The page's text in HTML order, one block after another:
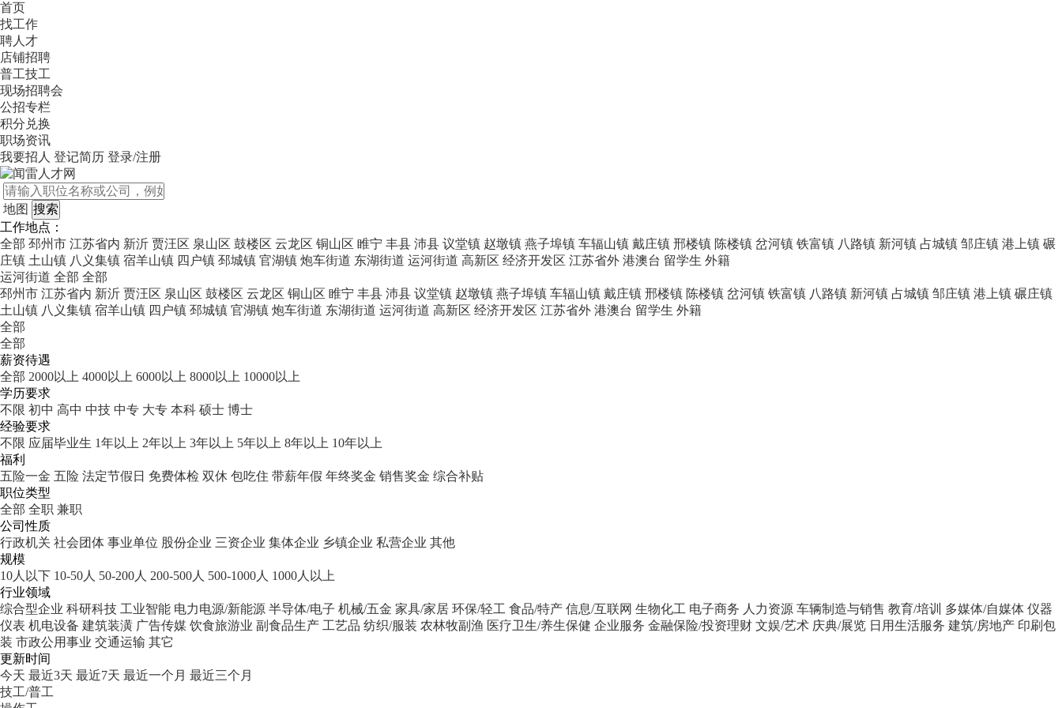
首页
找工作
聘人才
店铺招聘
普工技工
现场招聘会
公招专栏
积分兑换
职场资讯
我要招人 登记简历 登录/注册
地图
工作地点：
全部 邳州市 江苏省内 新沂 贾汪区 泉山区 鼓楼区 云龙区 铜山区 睢宁 丰县 沛县 议堂镇 赵墩镇 燕子埠镇 车辐山镇 戴庄镇 邢楼镇 陈楼镇 岔河镇 铁富镇 八路镇 新河镇 占城镇 邹庄镇 港上镇 碾
庄镇 土山镇 八义集镇 宿羊山镇 四户镇 邳城镇 官湖镇 炮车街道 东湖街道 运河街道 高新区 经济开发区 江苏省外 港澳台 留学生 外籍
运河街道 全部 全部
邳州市 江苏省内 新沂 贾汪区 泉山区 鼓楼区 云龙区 铜山区 睢宁 丰县 沛县 议堂镇 赵墩镇 燕子埠镇 车辐山镇 戴庄镇 邢楼镇 陈楼镇 岔河镇 铁富镇 八路镇 新河镇 占城镇 邹庄镇 港上镇 碾庄镇
土山镇 八义集镇 宿羊山镇 四户镇 邳城镇 官湖镇 炮车街道 东湖街道 运河街道 高新区 经济开发区 江苏省外 港澳台 留学生 外籍
全部
全部
薪资待遇
全部 2000以上 4000以上 6000以上 8000以上 10000以上
学历要求
不限 初中 高中 中技 中专 大专 本科 硕士 博士
经验要求
不限 应届毕业生 1年以上 2年以上 3年以上 5年以上 8年以上 10年以上
福利
五险一金 五险 法定节假日 免费体检 双休 包吃住 带薪年假 年终奖金 销售奖金 综合补贴
职位类型
全部 全职 兼职
公司性质
行政机关 社会团体 事业单位 股份企业 三资企业 集体企业 乡镇企业 私营企业 其他
规模
10人以下 10-50人 50-200人 200-500人 500-1000人 1000人以上
行业领域
综合型企业 科研科技 工业智能 电力电源/新能源 半导体/电子 机械/五金 家具/家居 环保/轻工 食品/特产 信息/互联网 生物化工 电子商务 人力资源 车辆制造与销售 教育/培训 多媒体/自媒体 仪器
仪表 机电设备 建筑装潢 广告传媒 饮食旅游业 副食品生产 工艺品 纺织/服装 农林牧副渔 医疗卫生/养生保健 企业服务 金融保险/投资理财 文娱/艺术 庆典/展览 日用生活服务 建筑/房地产 印刷包
装 市政公用事业 交通运输 其它
更新时间
今天 最近3天 最近7天 最近一个月 最近三个月
技工/普工